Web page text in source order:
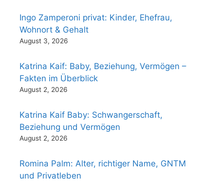
Ingo Zamperoni privat: Kinder, Ehefrau,
Wohnort & Gehalt
August 3, 2026
Katrina Kaif: Baby, Beziehung, Vermögen –
Fakten im Überblick
August 2, 2026
Katrina Kaif Baby: Schwangerschaft,
Beziehung und Vermögen
August 2, 2026
Romina Palm: Alter, richtiger Name, GNTM
und Privatleben